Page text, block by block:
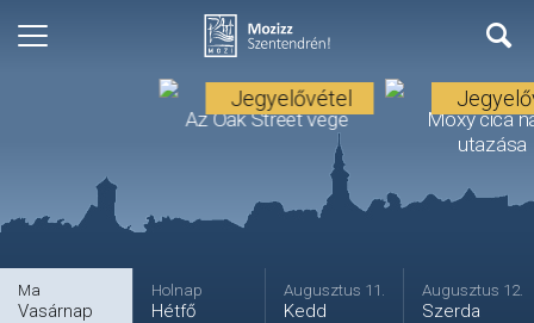
Az Oak Street vége
Jegyelővétel
Moxy cica
utazása
Ma
Vasárnap
Holnap
Hétfő
Augusztus 11.
Kedd
Augusztus 12.
Szerda